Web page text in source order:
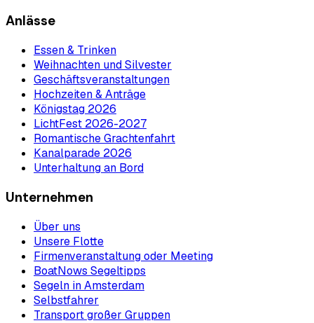
Anlässe
Essen & Trinken
Weihnachten und Silvester
Geschäftsveranstaltungen
Hochzeiten & Anträge
Königstag 2026
LichtFest 2026-2027
Romantische Grachtenfahrt
Kanalparade 2026
Unterhaltung an Bord
Unternehmen
Über uns
Unsere Flotte
Firmenveranstaltung oder Meeting
BoatNows Segeltipps
Segeln in Amsterdam
Selbstfahrer
Transport großer Gruppen